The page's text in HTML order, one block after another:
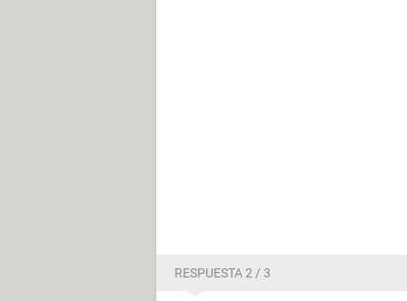
RESPUESTA 2 / 3